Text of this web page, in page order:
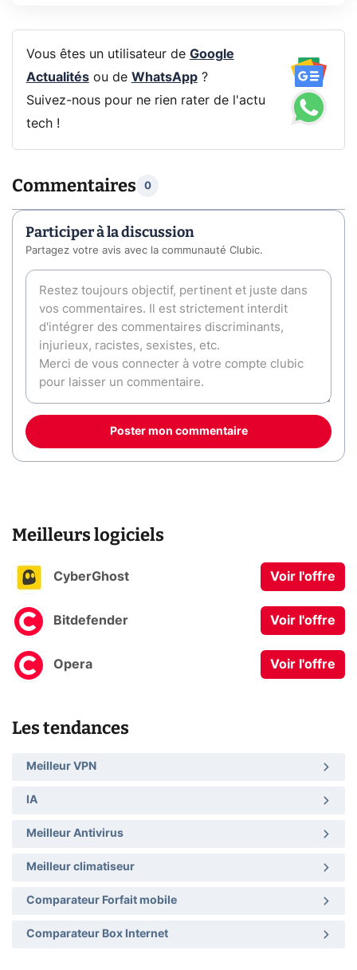
Vous êtes un utilisateur de Google
Actualitésou de WhatsApp?
Suivez-nous pour ne rien rater de l'actu
tech !
Commentaires 0
Participer à la discussion
Partagez votre avis avec la communauté Clubic.
Poster mon commentaire
Meilleurs logiciels
CyberGhost Voir l'offre
Bitdefender Voir l'offre
Opera Voir l'offre
Les tendances
Meilleur VPN
IA
Meilleur Antivirus
Meilleur climatiseur
Comparateur Forfait mobile
Comparateur Box Internet